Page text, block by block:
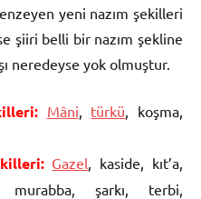
yeni nazım şekilleri
şiiri belli bir nazım şekline
neredeyse yok olmuştur.
Mâni türkü , koşma,
Gazel , kaside, kıt’a,
şarkı, terbi,